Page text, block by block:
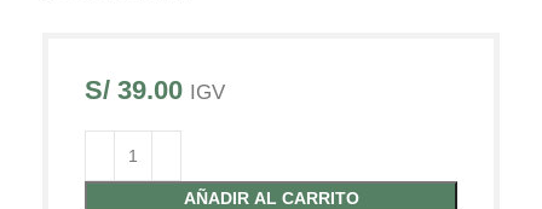
S/ 39.00 IGV
AÑADIR AL CARRITO